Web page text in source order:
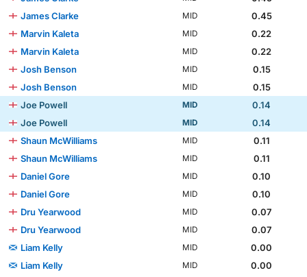
James Clarke
MID
0.45
Marvin Kaleta
MID
0.22
Marvin Kaleta
MID
0.22
Josh Benson
MID
0.15
Josh Benson
MID
0.15
Joe Powell
MID
0.14
Joe Powell
MID
0.14
Shaun McWilliams
MID
0.11
Shaun McWilliams
MID
0.11
Daniel Gore
MID
0.10
Daniel Gore
MID
0.10
Dru Yearwood
MID
0.07
Dru Yearwood
MID
0.07
Liam Kelly
MID
0.00
Liam Kelly
MID
0.00